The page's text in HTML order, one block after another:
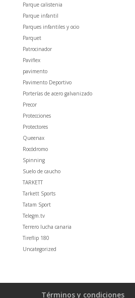
Parque calistenia
Parque infantil
Parques infantiles y ocio
Parquet
Patrocinador
Paviflex
pavimento
Pavimento Deportivo
Porterías de acero galvanizado
Precor
Protecciones
Protectores
Queenax
Rocódromo
Spinning
Suelo de caucho
TARKETT
Tarkett Sports
Tatam Sport
Telegm.tv
Terrero lucha canaria
Tireflip 180
Uncategorized
Términos y condiciones